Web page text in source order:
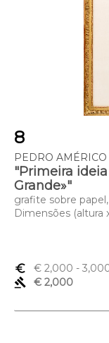
8
PEDRO
"Primeira
Grande»"
grafite sobre
Dimensões (altura
euro_symbol € 2,000 -
gavel
€ 2,000